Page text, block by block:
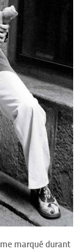
marqué durant